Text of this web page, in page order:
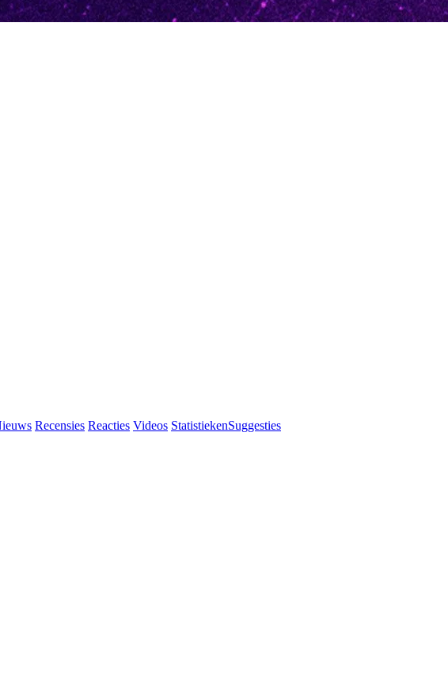
Recensies Reacties Videos StatistiekenSuggesties